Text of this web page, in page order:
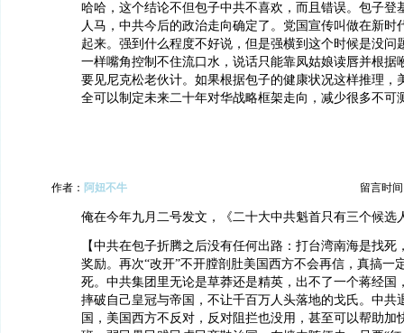
哈哈，这个结论不但包子中共不喜欢，而且错误。包子登
人马，中共今后的政治走向确定了。党国宣传叫做在新时
起来。强到什么程度不好说，但是强横到这个时候是没问
一样嘴角控制不住流口水，说话只能靠凤姑娘读唇并根据
要见尼克松老伙计。如果根据包子的健康状况这样推理，
全可以制定未来二十年对华战略框架走向，减少很多不可
作者： 阿妞不牛 留言时间
俺在今年九月二号发文，《二十大中共魁首只有三个候选
【中共在包子折腾之后没有任何出路：打台湾南海是找死
奖励。再次“改开”不开膛剖肚美国西方不会再信，真搞一
死。中共集团里无论是草莽还是精英，出不了一个蒋经国
摔破自己皇冠与帝国，不让千百万人头落地的戈氏。中共
国，美国西方不反对，反对阻拦也没用，甚至可以帮助加